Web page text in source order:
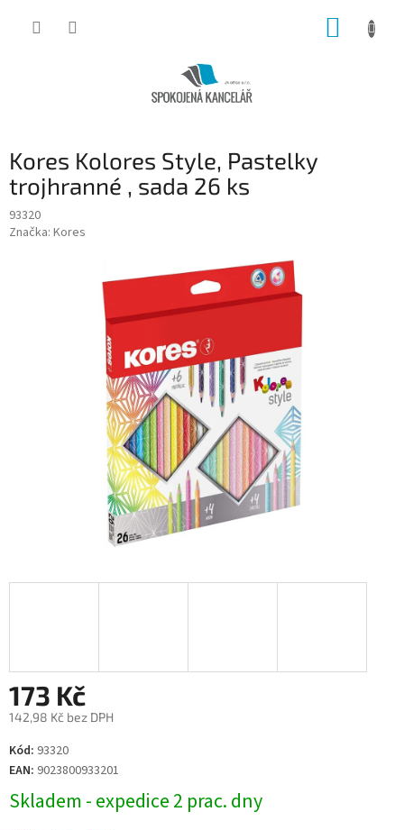
Kores Kolores Style, Pastelky
trojhranné , sada 26 ks
93320
Značka: Kores
173 Kč
142,98 Kč bez DPH
Měrná
cena:
Kód: 93320
EAN: 9023800933201
Skladem - expedice 2 prac. dny